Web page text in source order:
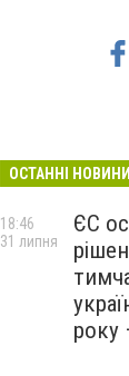
ОСТАННІ НОВИНИ
ЄС
року
18:46
31 липня